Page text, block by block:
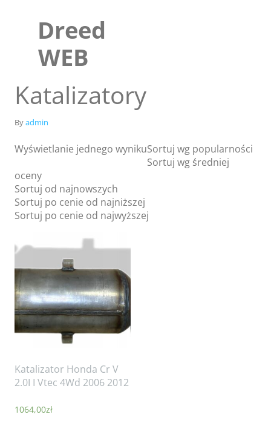
Dreed
WEB
Sklep
Katalizatory
Byadmin
Wyświetlanie jednego wynikuSortuj wg popularności
Sortuj wg średniej
oceny
Sortuj od najnowszych
Sortuj po cenie od najniższej
Sortuj po cenie od najwyższej
Katalizator Honda Cr V
2.0I I Vtec 4Wd 2006 2012
1064,00zł